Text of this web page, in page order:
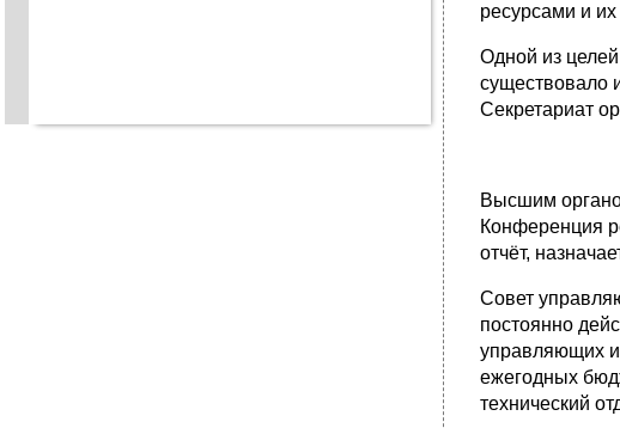
ресурсами и
Одной из
существовало
Секретариат
Высшим
Конференция
отчёт,
Совет
постоянно
управляющих и
ежегодных
технический